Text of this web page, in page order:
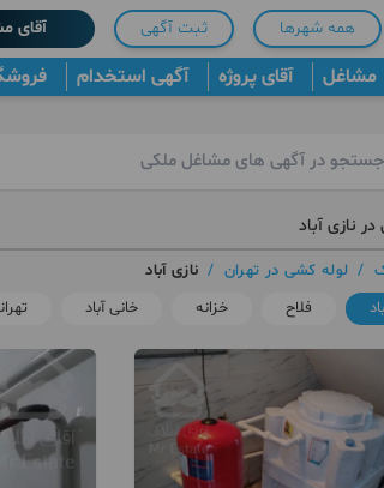
همه شهرها ثبت آگهی آقای
مشاغل آقای پروژه آگهی استخدام
نازی آباد
/ لوله کشی در تهران / نازی آباد
فلاح خزانه خانی آباد